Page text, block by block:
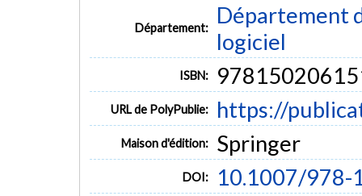
Département:
Département
logiciel
ISBN:
URL de PolyPublie: https://
Maison d'édition: Springer
DOI: 10.1007/978-